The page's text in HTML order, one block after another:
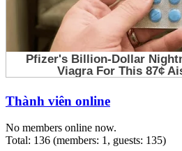
Thành viên online
No members online now.
Total: 136 (members: 1, guests: 135)